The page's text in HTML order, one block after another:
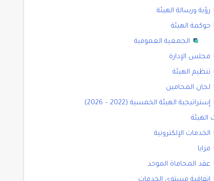
رؤية ورسالة الهيئة
حوكمة الهيئة
الجمعية العمومية
مجلس الإدارة
تنظيم الهيئة
لجان المحامين
إستراتيجية الهيئة الخمسية (2022 – 2026)
الهيئة
الخدمات الإلكترونية
مزايا
عقد المحاماة الموحد